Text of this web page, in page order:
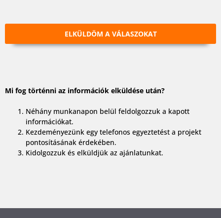
ELKÜLDÖM A VÁLASZOKAT
Mi fog történni az információk elküldése után?
Néhány munkanapon belül feldolgozzuk a kapott
információkat.
Kezdeményezünk egy telefonos egyeztetést a projekt
pontosításának érdekében.
Kidolgozzuk és elküldjük az ajánlatunkat.